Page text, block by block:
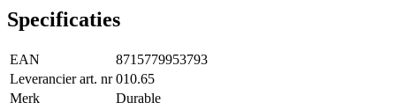
Specificaties
EAN
8715779953793
Leverancier art. nr 010.65
Merk
Durable